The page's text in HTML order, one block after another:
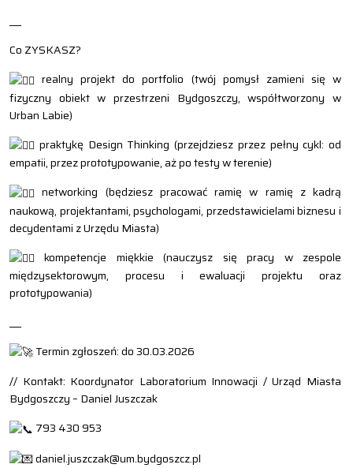
Co ZYSKASZ?
realny projekt do portfolio (twój pomysł zamieni się w
fizyczny obiekt w przestrzeni Bydgoszczy, współtworzony w
Urban Labie)
praktykę Design Thinking (przejdziesz przez pełny cykl: od
empatii, przez prototypowanie, aż po testy w terenie)
networking (będziesz pracować ramię w ramię z kadrą
naukową, projektantami, psychologami, przedstawicielami biznesu i
decydentami z Urzędu Miasta)
kompetencje miękkie (nauczysz się pracy w zespole
międzysektorowym, procesu i ewaluacji projektu oraz
prototypowania)
Termin zgłoszeń: do 30.03.2026
// Kontakt: Koordynator Laboratorium Innowacji / Urząd Miasta
Bydgoszczy – Daniel Juszczak
793 430 953
daniel.juszczak@um.bydgoszcz.pl